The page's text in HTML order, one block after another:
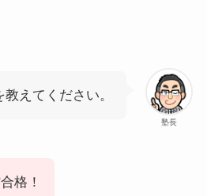
塾長
えてください。
格！